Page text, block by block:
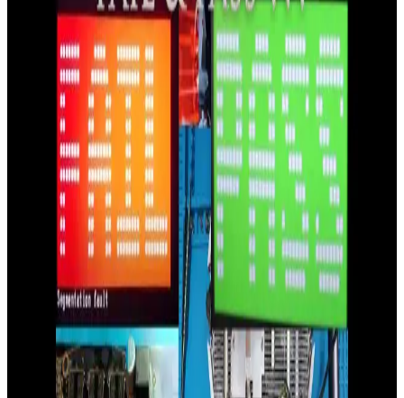
Apple M5 Pro ve M5 Max çipleri, yüksek performans ve enerji
verimliliği sağlarken, yazılım uyumluluğu ve fiyat açısından Nvidia
RTX 5070 ile farklılık gösteriyor. Bu analizde detaylar inceleniyor.
NVIDIA Ekran Kartları 2026 Güncel Modeller ve
Performans Değerlendirmeleri
NVIDIA'nın 2026 yılı güncel ekran kartları arasında RTX 5080 ve
RTX 4080 SUPER öne çıkar. Bu modeller yüksek çözünürlük ve
detay seviyesinde oyun ile grafik tasarım ihtiyaçlarına uygun
performans sunar.
Güvenilir ve Popüler Ekran Kartı Markaları: Seçim
Rehberi ve En Güncel Modeller
Ekran kartları seçiminde güvenilir markalar ve performans kriterleri
hakkında detaylı bilgi, en güncel modeller ve alışveriş ipuçlarıyla
bilgisayarınızın grafik performansını yükseltin.
NVIDIA 4050 Serisi ve Güncel GPU Teknolojileri
Hakkında Detaylı Bilgi